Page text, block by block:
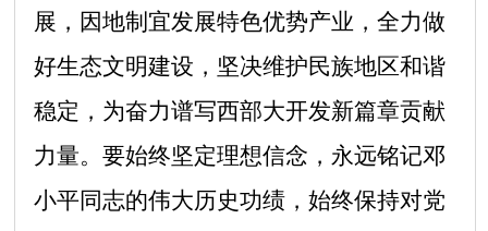
展，因地制宜发展特色优势产业，全力做
好生态文明建设，坚决维护民族地区和谐
稳定，为奋力谱写西部大开发新篇章贡献
力量。要始终坚定理想信念，永远铭记邓
小平同志的伟大历史功绩，始终保持对党